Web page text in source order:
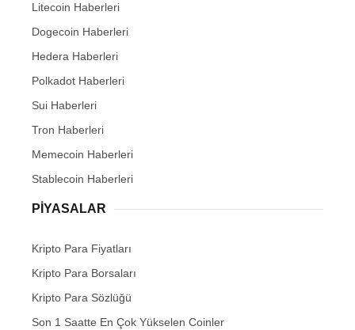
Litecoin Haberleri
Dogecoin Haberleri
Hedera Haberleri
Polkadot Haberleri
Sui Haberleri
Tron Haberleri
Memecoin Haberleri
Stablecoin Haberleri
PIYASALAR
Kripto Para Fiyatları
Kripto Para Borsaları
Kripto Para Sözlüğü
Son 1 Saatte En Çok Yükselen Coinler